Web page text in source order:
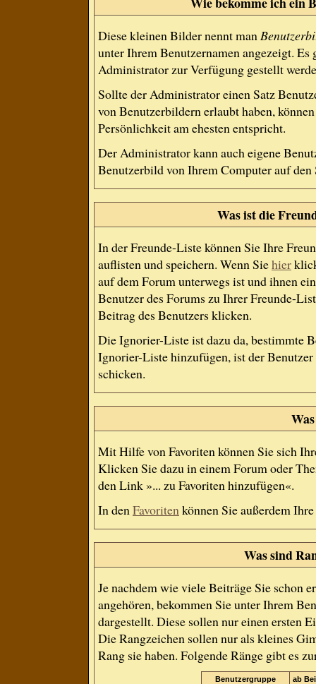
Diese kleinen Bilder nennt man
unter Ihrem Benutzernamen angezeigt.
Administrator zur Verfügung gestellt
Sollte der Administrator einen Satz
von Benutzerbildern erlaubt haben,
Persönlichkeit am ehesten entspricht.
Der Administrator kann auch eigene
Benutzerbild von Ihrem Computer auf den
Was ist die
In der Freunde-Liste können Sie Ihre
auflisten und speichern. Wenn Siehier
auf dem Forum unterwegs ist und ihnen
Benutzer des Forums zu Ihrer Freunde-
Beitrag des Benutzers klicken.
Die Ignorier-Liste ist dazu da, bestimmte
Ignorier-Liste hinzufügen, ist der
schicken.
Mit Hilfe von Favoriten können Sie sich
Klicken Sie dazu in einem Forum oder
den Link »... zu Favoriten hinzufügen«.
In denFavoritenkönnen Sie außerdem
Was sind
Je nachdem wie viele Beiträge Sie schon
angehören, bekommen Sie unter Ihrem
dargestellt. Diese sollen nur einen ersten
Die Rangzeichen sollen nur als kleines
Rang sie haben. Folgende Ränge gibt es
Benutzergruppe ab